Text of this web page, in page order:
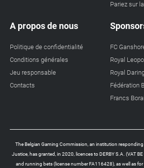
Pariez sur
A propos de nous
Politique de confidentialité
Conditions générales
Jeu responsable
Contacts
FC
Royal
Royal
Fédération
Francs
The Belgian Gaming Commission, an institution
Justice, has granted, in 2020, licences to DERBY S.A. (VAT
and running bets (license number FA116428), as well as